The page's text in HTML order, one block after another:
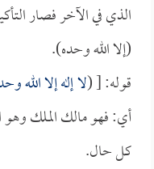
الذي في الآخر فصار
(إلا الله وحده).
قوله: [ (لا إله إلا الله
أي: فهو مالك الملك وهو
كل حال.